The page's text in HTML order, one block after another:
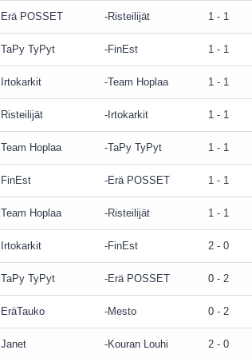
Erä POSSET Risteilijät 1 - 1
TaPy TyPyt FinEst 1 - 1
Irtokarkit Team Hoplaa 1 - 1
Risteilijät Irtokarkit 1 - 1
Team Hoplaa TaPy TyPyt 1 - 1
FinEst Erä POSSET 1 - 1
Team Hoplaa Risteilijät 1 - 1
Irtokarkit FinEst 2 - 0
TaPy TyPyt Erä POSSET 0 - 2
EräTauko Mesto 0 - 2
Janet Kouran Louhi 2 - 0